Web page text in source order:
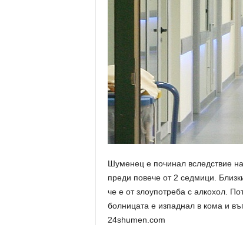
Шуменец е починал вследствие
преди повече от 2 седмици.
че е от злоупотреба с алкохол.
болницата е изпаднал в кома и
24shumen.com